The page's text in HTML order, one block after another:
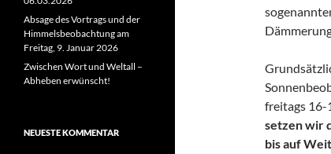
freitags 16-
setzen wir
bis auf
Absage des Vortrags und der
Himmelsbeobachtung am
Freitag, 9. Januar 2026
Zwischen Wort und Weltall –
Abheben erwünscht!
NEUESTE KOMMENTAR